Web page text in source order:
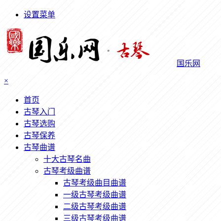
设置菜单
国乐网
×
首页
古琴入门
古琴选购
古琴保养
古琴曲谱
十大古琴名曲
古琴考级曲谱
古琴考级曲目曲谱
一级古琴考级曲谱
二级古琴考级曲谱
三级古琴考级曲谱